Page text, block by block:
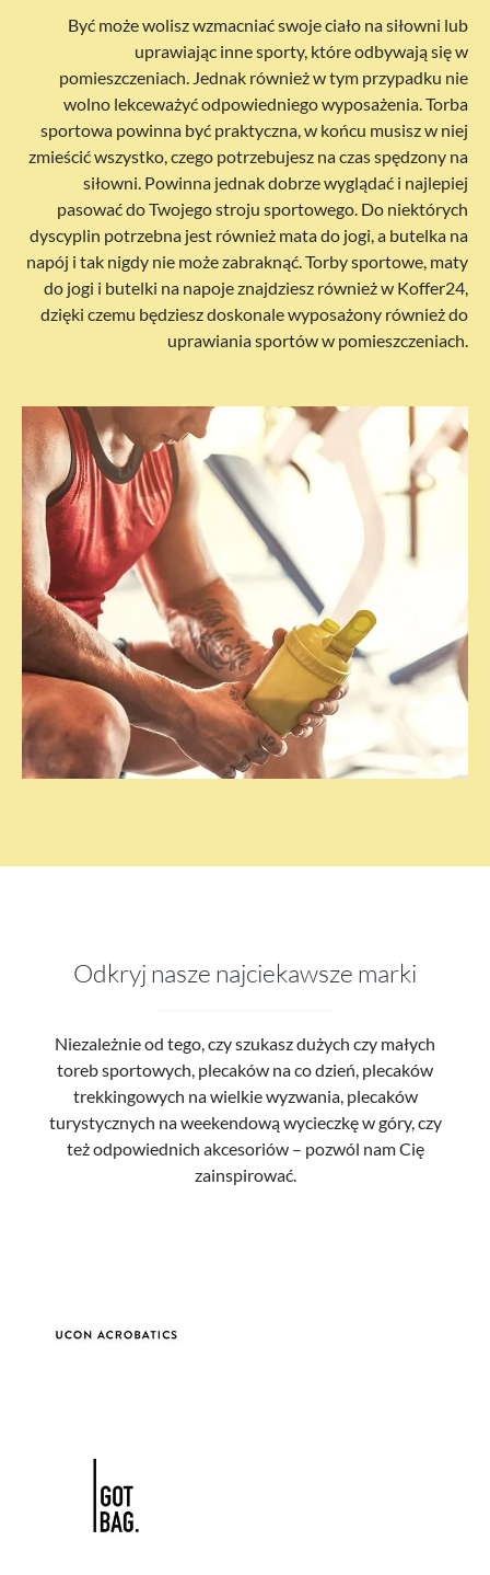
Być może wolisz wzmacniać swoje ciało na siłowni lub
uprawiając inne sporty, które odbywają się w
pomieszczeniach. Jednak również w tym przypadku nie
wolno lekceważyć odpowiedniego wyposażenia. Torba
sportowa powinna być praktyczna, w końcu musisz w niej
zmieścić wszystko, czego potrzebujesz na czas spędzony na
siłowni. Powinna jednak dobrze wyglądać i najlepiej
pasować do Twojego stroju sportowego. Do niektórych
dyscyplin potrzebna jest również mata do jogi, a butelka na
napój i tak nigdy nie może zabraknąć. Torby sportowe, maty
do jogi i butelki na napoje znajdziesz również w Koffer24,
dzięki czemu będziesz doskonale wyposażony również do
uprawiania sportów w pomieszczeniach.
Odkryj nasze najciekawsze marki
Niezależnie od tego, czy szukasz dużych czy małych
toreb sportowych, plecaków na co dzień, plecaków
trekkingowych na wielkie wyzwania, plecaków
turystycznych na weekendową wycieczkę w góry, czy
też odpowiednich akcesoriów – pozwól nam Cię
zainspirować.